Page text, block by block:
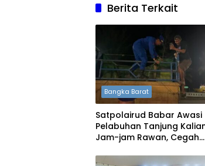
Berita Terkait
Bangka Barat
Satpolairud Babar Awasi
Pelabuhan Tanjung
Jam-jam Rawan, Cegah